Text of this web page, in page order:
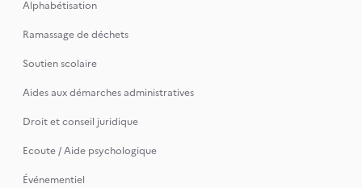
Alphabétisation
Ramassage de déchets
Soutien scolaire
Aides aux démarches administratives
Droit et conseil juridique
Ecoute / Aide psychologique
Événementiel